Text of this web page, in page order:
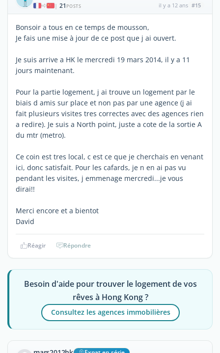
| 21 POSTS il y a 12 ans #15
Bonsoir a tous en ce temps de mousson,
Je fais une mise à jour de ce post que j ai ouvert.
Je suis arrive a HK le mercredi 19 mars 2014, il y a 11
jours maintenant.
Pour la partie logement, j ai trouve un logement par le
biais d amis sur place et non pas par une agence (j ai
fait plusieurs visites tres correctes avec des agences rien
a redire). Je suis a North point, juste a cote de la sortie A
du mtr (metro).
Ce coin est tres local, c est ce que je cherchais en venant
ici, donc satisfait. Pour les cafards, je n en ai pas vu
pendant les visites, j emmenage mercredi...je vous
dirai!!
Merci encore et a bientot
David
Réagir Répondre
Besoin d'aide pour trouver le logement de vos
rêves à Hong Kong ?
Consultez les agences immobilières